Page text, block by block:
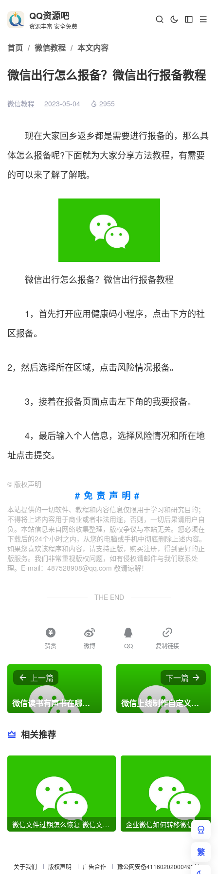
QQ资源吧
资源丰富 安全免费
首页 / 微信教程 / 本文内容
微信出行怎么报备？微信出行报备教程
微信教程 2023-05-04 2955
现在大家回乡返乡都是需要进行报备的，那么具
体怎么报备呢?下面就为大家分享方法教程，有需要
的可以来了解了解哦。
微信出行怎么报备？微信出行报备教程
1，首先打开应用健康码小程序，点击下方的社
区报备。
2，然后选择所在区域，点击风险情况报备。
3，接着在报备页面点击左下角的我要报备。
4，最后输入个人信息，选择风险情况和所在地
址点击提交。
© 版权声明
#免责声明#
本站提供的一切软件、教程和内容信息仅限用于学习和研究目的；
不得将上述内容用于商业或者非法用途，否则，一切后果请用户自
负。本站信息来自网络收集整理，版权争议与本站无关。您必须在
下载后的24个小时之内，从您的电脑或手机中彻底删除上述内容。
如果您喜欢该程序和内容，请支持正版，购买注册，得到更好的正
版服务。我们非常重视版权问题，如有侵权请邮件与我们联系处
理。E-mail：487528908@qq.com 敬请谅解！
THE END
赞赏 微博 QQ 复制链接
上一篇
微信读书有声书在哪里?微信读书有声书查看方法
下一篇
微信上线制作自定义表情啦
相关推荐
微信文件过期怎么恢复 微信文件过期恢复教程
关于我们 版权声明 广告合作 豫公网安备41160202000493号
繁